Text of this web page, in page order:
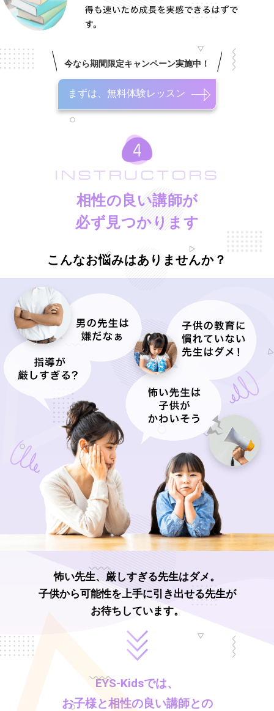
今なら期間限定キャンペーン実施中！
まずは、無料体験レッスン
INSTRUCTORS
相性の良い講師が
必ず見つかります
こんなお悩みはありませんか？
怖い先生、厳しすぎる先生はダメ。
子供から可能性を上手に引き出せる先生が
お待ちしています。
EYS-Kidsでは、
お子様と相性の良い講師との